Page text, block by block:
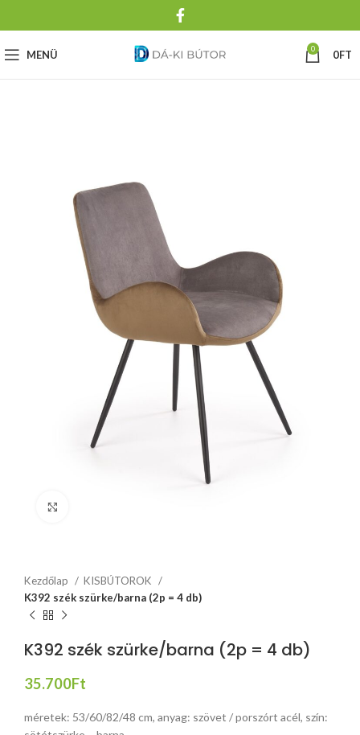
MENÜ 0 0FT
Kezdőlap
KISBÚTOROK
K392 szék szürke/barna (2p = 4 db)
K392 szék szürke/barna (2p = 4 db)
35.700Ft
méretek: 53/60/82/48 cm, anyag: szövet / porszórt acél, szín: